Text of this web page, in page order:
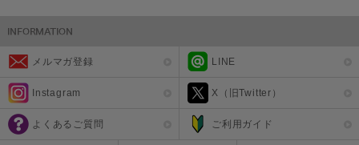
メルマガ登録 LINE
Instagram X（旧Twitter）
よくあるご質問 ご利用ガイド